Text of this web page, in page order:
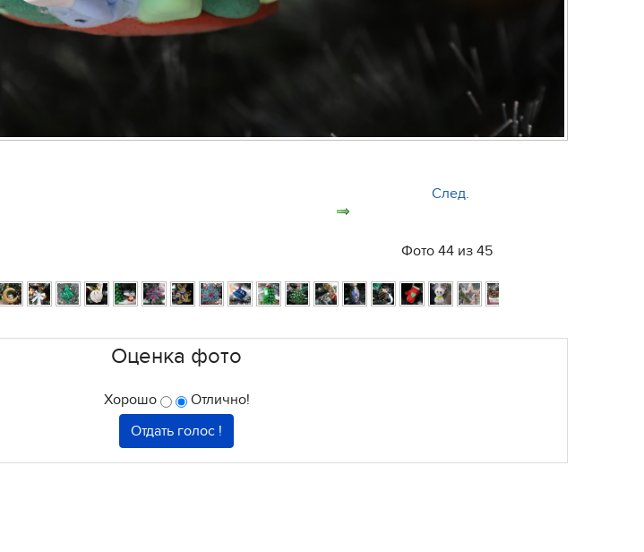
След.
Фото 44 из 45
Оценка фото
Хорошо Отлично!